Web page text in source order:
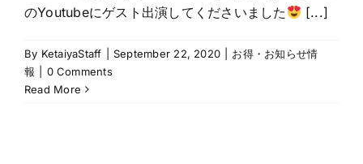
のYoutubeにゲスト出演してくださいました
[...]
By KetaiyaStaff September 22, 2020
お得・お知らせ情
報
0 Comments
Read More